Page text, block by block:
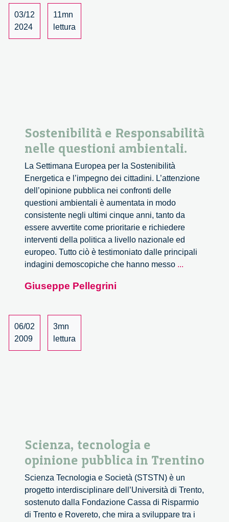
03/12
2024
11mn
lettura
Sostenibilità e Responsabilità
nelle questioni ambientali.
La Settimana Europea per la Sostenibilità
Energetica e l’impegno dei cittadini. L’attenzione
dell’opinione pubblica nei confronti delle
questioni ambientali è aumentata in modo
consistente negli ultimi cinque anni, tanto da
essere avvertite come prioritarie e richiedere
interventi della politica a livello nazionale ed
europeo. Tutto ciò è testimoniato dalle principali
indagini demoscopiche che hanno messo ...
Giuseppe Pellegrini
06/02
2009
3mn
lettura
Scienza, tecnologia e
opinione pubblica in Trentino
Scienza Tecnologia e Società (STSTN) è un
progetto interdisciplinare dell’Università di Trento,
sostenuto dalla Fondazione Cassa di Risparmio
di Trento e Rovereto, che mira a sviluppare tra i